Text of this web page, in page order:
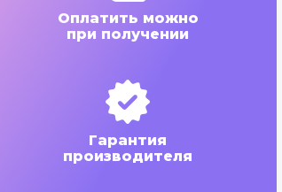
Оплатить можно
при получении
Гарантия
производителя